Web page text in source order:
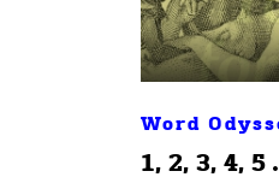
Word
1, 2, 3, 4,